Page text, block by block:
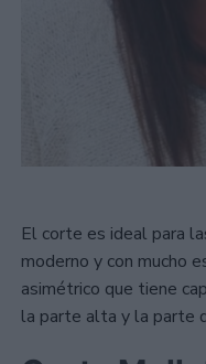
El corte es ideal para
moderno y con mucho
asimétrico que tiene
la parte alta y la parte